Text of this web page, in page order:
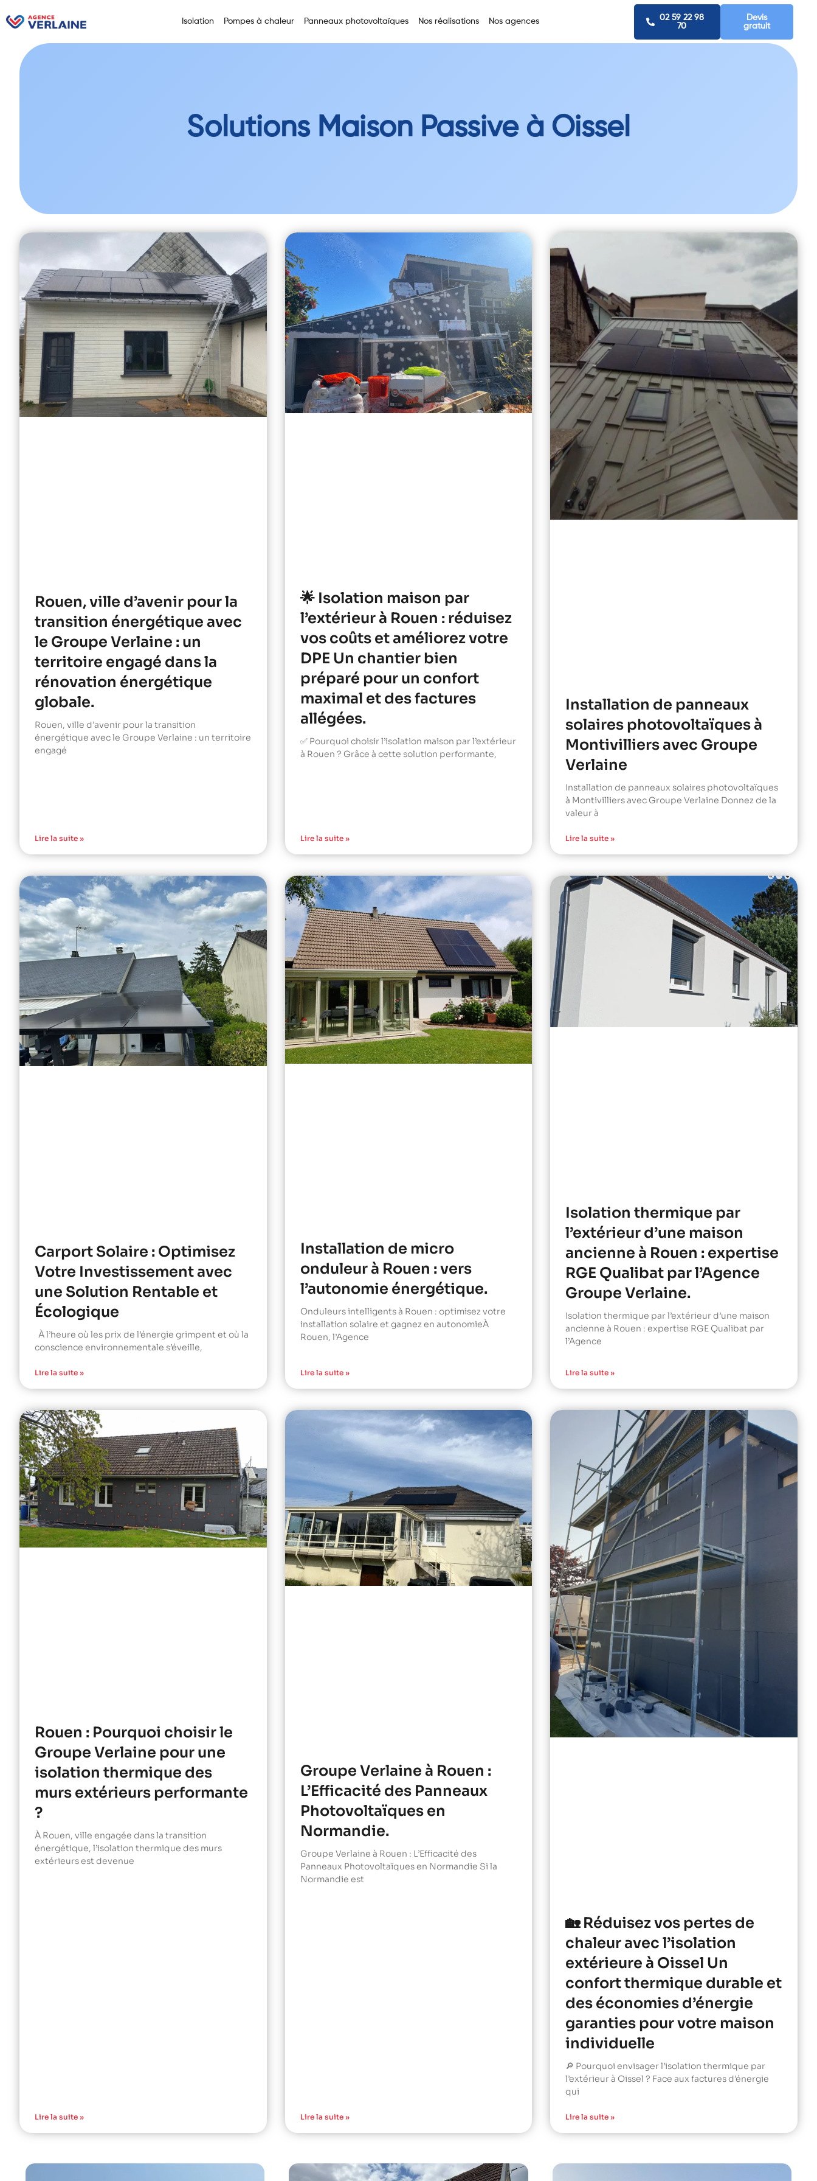
Isolation Pompes à chaleur Panneaux photovoltaïques Nos réalisations Nos agences
02 59 22 98
70
Devis
gratuit
Solutions Maison Passive à Oissel
Rouen, ville d’avenir pour la
transition énergétique avec
le Groupe Verlaine : un
territoire engagé dans la
rénovation énergétique
globale.
Rouen, ville d’avenir pour la transition
énergétique avec le Groupe Verlaine : un territoire
engagé
Lire la suite »
🌟 Isolation maison par
l’extérieur à Rouen : réduisez
vos coûts et améliorez votre
DPE Un chantier bien
préparé pour un confort
maximal et des factures
allégées.
✅ Pourquoi choisir l’isolation maison par l’extérieur
à Rouen ? Grâce à cette solution performante,
Lire la suite »
Installation de panneaux
solaires photovoltaïques à
Montivilliers avec Groupe
Verlaine
Installation de panneaux solaires photovoltaïques
à Montivilliers avec Groupe Verlaine Donnez de la
valeur à
Lire la suite »
Carport Solaire : Optimisez
Votre Investissement avec
une Solution Rentable et
Écologique
À l’heure où les prix de l’énergie grimpent et où la
conscience environnementale s’éveille,
Lire la suite »
Installation de micro
onduleur à Rouen : vers
l’autonomie énergétique.
Onduleurs intelligents à Rouen : optimisez votre
installation solaire et gagnez en autonomieÀ
Rouen, l’Agence
Lire la suite »
Isolation thermique par
l’extérieur d’une maison
ancienne à Rouen : expertise
RGE Qualibat par l’Agence
Groupe Verlaine.
Isolation thermique par l’extérieur d’une maison
ancienne à Rouen : expertise RGE Qualibat par
l’Agence
Lire la suite »
Rouen : Pourquoi choisir le
Groupe Verlaine pour une
isolation thermique des
murs extérieurs performante
?
À Rouen, ville engagée dans la transition
énergétique, l’isolation thermique des murs
extérieurs est devenue
Lire la suite »
Groupe Verlaine à Rouen :
L’Efficacité des Panneaux
Photovoltaïques en
Normandie.
Groupe Verlaine à Rouen : L’Efficacité des
Panneaux Photovoltaïques en Normandie Si la
Normandie est
Lire la suite »
🏡 Réduisez vos pertes de
chaleur avec l’isolation
extérieure à Oissel Un
confort thermique durable et
des économies d’énergie
garanties pour votre maison
individuelle
🔎 Pourquoi envisager l’isolation thermique par
l’extérieur à Oissel ? Face aux factures d’énergie
qui
Lire la suite »